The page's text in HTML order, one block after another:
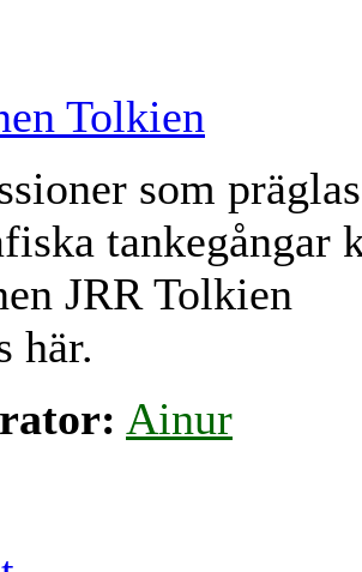
Tolkien
som
tankegångar
JRR Tolkien
här.
Ainur